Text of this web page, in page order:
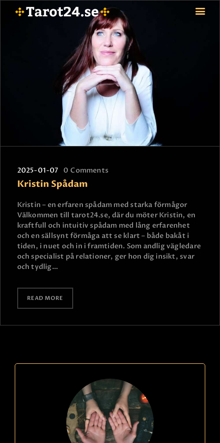
HEM
ASTROLOGI
STJÄRNTECKEN
TAROT
SPÅDAM-SIERSKA
BLOGG
BETALNING
FAQ
2025-01-07 0 Comments
Kristin Spådam
Kristin – en erfaren spådam med starka förmågor
Välkommen till tarot24.se, där du möter Kristin, en
kraftfull och intuitiv spådam med lång erfarenhet
och en sällsynt förmåga att se klart – både bakåt i
tiden, i nuet och in i framtiden. Som andlig vägledare
och specialist på relationer, ger hon dig insikt, svar
och tydlig…
READ MORE